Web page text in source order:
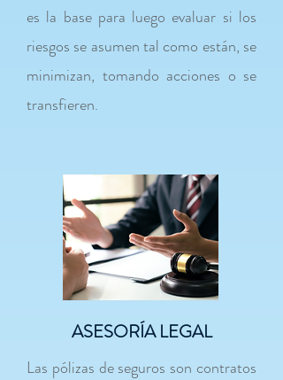
es la base para luego evaluar si los
riesgos se asumen tal como están, se
minimizan, tomando acciones o se
transfieren.
ASESORÍA LEGAL
Las pólizas de seguros son contratos